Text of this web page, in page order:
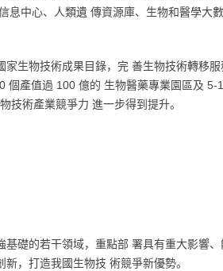
息中心、人類遺 傳資源庫、生物和醫學大
家生物技術成果目錄，完 善生物技術轉移
個產值過 100 億的 生物醫藥專業園區及
技術產業競爭力 進一步得到提升。
基礎的若干領域，重點部 署具有重大影響
，打造我國生物技 術競爭新優勢。